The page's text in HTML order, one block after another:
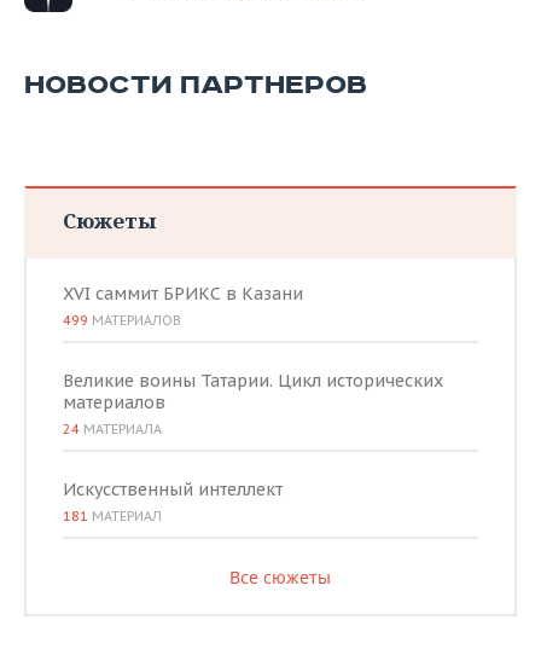
НОВОСТИ ПАРТНЕРОВ
Сюжеты
XVI саммит БРИКС в Казани
499 МАТЕРИАЛОВ
Великие воины Татарии. Цикл исторических
материалов
24 МАТЕРИАЛА
Искусственный интеллект
181 МАТЕРИАЛ
Все сюжеты